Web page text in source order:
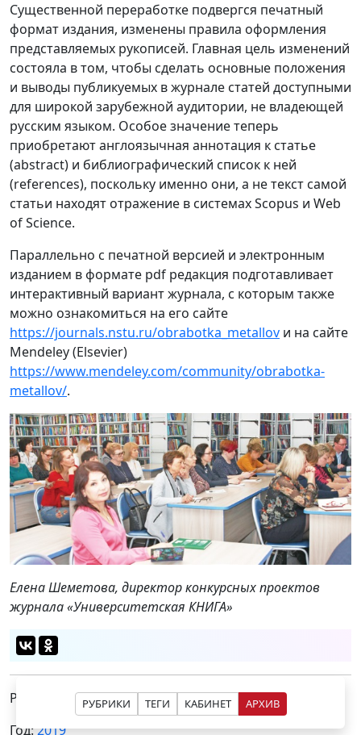
РУБРИКИ ТЕГИ КАБИНЕТ АРХИВ
Существенной переработке подвергся печатный
формат издания, изменены правила оформления
представляемых рукописей. Главная цель изменений
состояла в том, чтобы сделать основные положения
и выводы публикуемых в журнале статей доступными
для широкой зарубежной аудитории, не владеющей
русским языком. Особое значение теперь
приобретают англоязычная аннотация к статье
(abstract) и библиографический список к ней
(references), поскольку именно они, а не текст самой
статьи находят отражение в системах Scopus и Web
of Science.
Параллельно с печатной версией и электронным
изданием в формате pdf редакция подготавливает
интерактивный вариант журнала, с которым также
можно ознакомиться на его сайте
https://journals.nstu.ru/obrabotka_metallov и на сайте
Mendeley (Elsevier)
https://www.mendeley.com/community/obrabotka-
metallov/.
Елена Шеметова, директор конкурсных проектов
журнала «Университетская КНИГА»
Рубрика:
Вузовские издательства
Год:2019